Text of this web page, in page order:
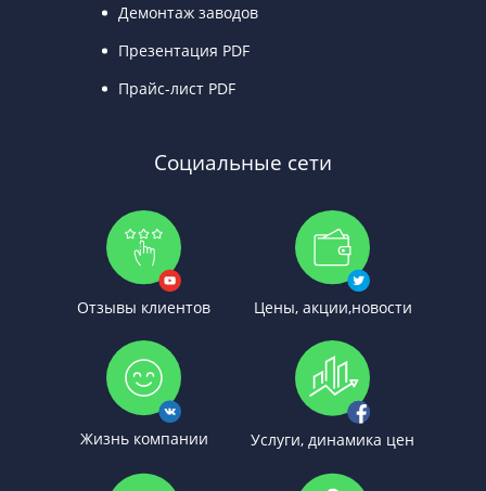
Демонтаж заводов
Презентация PDF
Прайс-лист PDF
Социальные сети
Отзывы клиентов Цены, акции,новости
Жизнь компании Услуги, динамика цен